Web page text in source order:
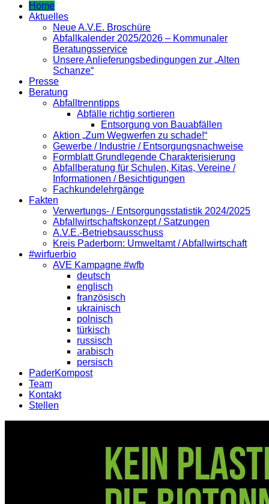
Home
Aktuelles
Neue A.V.E. Broschüre
Abfallkalender 2025/2026 – Kommunaler
Beratungsservice
Unsere Anlieferungsbedingungen zur „Alten
Schanze“
Presse
Beratung
Abfalltrenntipps
Abfälle richtig sortieren
Entsorgung von Bauabfällen
Aktion „Zum Wegwerfen zu schade!“
Gewerbe / Industrie / Entsorgungsnachweise
Formblatt Grundlegende Charakterisierung
Abfallberatung für Schulen, Kitas, Vereine /
Informationen / Besichtigungen
Fachkundelehrgänge
Fakten
Verwertungs- / Entsorgungsstatistik 2024/2025
Abfallwirtschaftskonzept / Satzungen
A.V.E.-Betriebsausschuss
Kreis Paderborn: Umweltamt / Abfallwirtschaft
#wirfuerbio
AVE Kampagne #wfb
deutsch
englisch
französisch
ukrainisch
polnisch
türkisch
russisch
arabisch
persisch
PaderKompost
Team
Kontakt
Stellen